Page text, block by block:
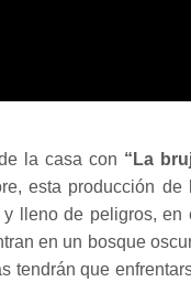
la casa con “La
esta producción de
lleno de peligros, en
en un bosque
tendrán que